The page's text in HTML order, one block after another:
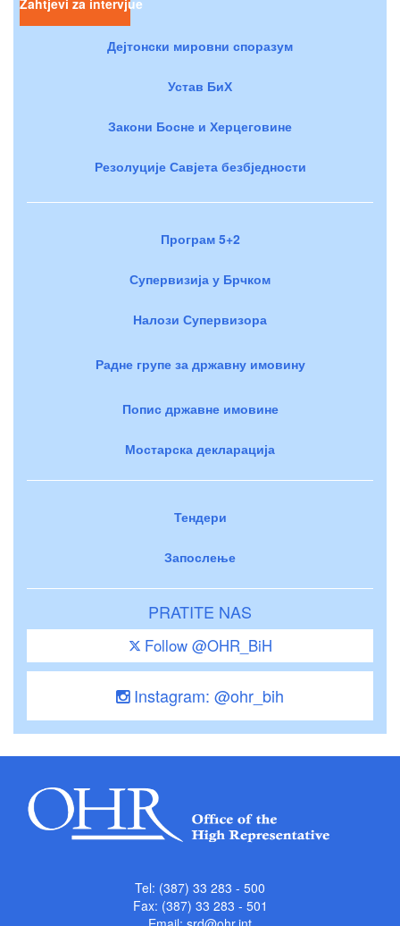
Дејтонски мировни споразум
Устав БиХ
Закони Босне и Херцеговине
Резолуције Савјета безбједности
Програм 5+2
Супервизија у Брчком
Налози Супервизора
Радне групе за државну имовину
Попис државне имовине
Мостарска декларација
Тендери
Запослење
PRATITE NAS
Follow @OHR_BiH
Instagram: @ohr_bih
Tel: (387) 33 283 - 500
Fax: (387) 33 283 - 501